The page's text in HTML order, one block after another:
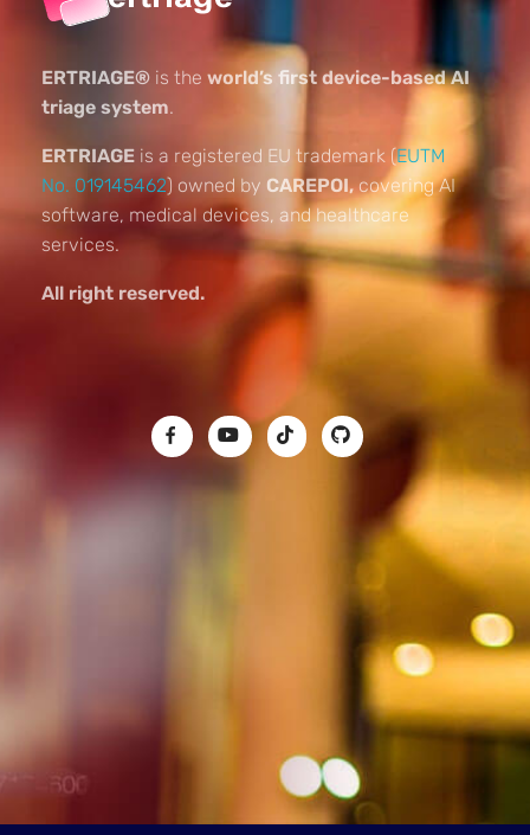
ERTRIAGE® is the world’s first device-based AI
triage system.
ERTRIAGE is a registered EU trademark (EUTM
No. 019145462) owned by CAREPOI,covering AI
software, medical devices, and healthcare
services.
All right reserved.